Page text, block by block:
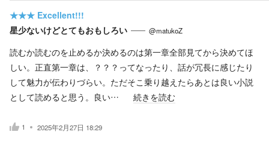
★★★ Excellent!!!
星少ないけどとてもおもしろい
@matukoZ
読むか読むのを止めるか決めるのは第一章全部見てから決めてほ
しい。正直第一章は、？？？ってなったり、話が冗長に感じたり
して魅力が伝わりづらい。ただそこ乗り越えたらあとは良い小説
として読めると思う。良い…
続きを読む
1 2025年2月27日 18:29